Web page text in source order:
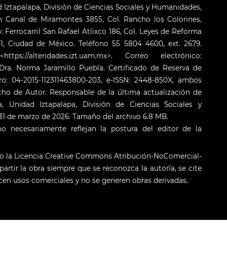
División de Ciencias Sociales y Humanidades,
de Miramontes 3855, Col. Rancho los Colorines,
Ferrocarril San Rafael Atlixco 186, Col. Leyes de Reforma
Ciudad de México. Teléfono 55 5804 4600, ext. 2679.
alteridades.izt.uam.mx>. Correo electrónico:
Norma Jaramillo Puebla. Certificado de Reserva de
2015-112311463800-203, e-ISSN: 2448-850X, ambos
de Autor. Responsable de la última actualización de
Unidad Iztapalapa, División de Ciencias Sociales y
de marzo de 2026. Tamaño del archivo 6.8 MB.
necesariamente reflejan la postura del editor de la
la Licencia Creative Commons Atribución-NoComercial-
la obra siempre que se reconozca la autoría, se cite
usos comerciales y no se generen obras derivadas.